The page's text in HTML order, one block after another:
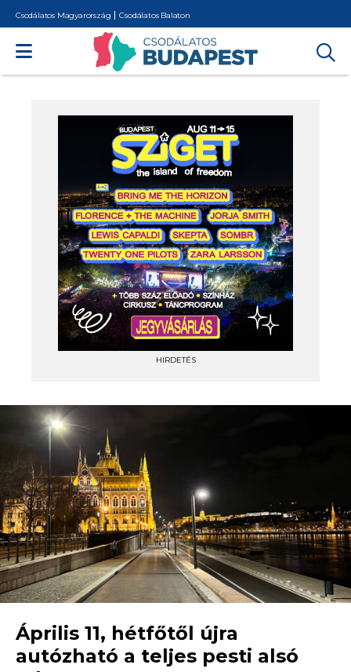
Csodálatos Magyarország Csodálatos Balaton
HIRDETÉS
Április 11, hétfőtől újra
autózható a teljes pesti alsó